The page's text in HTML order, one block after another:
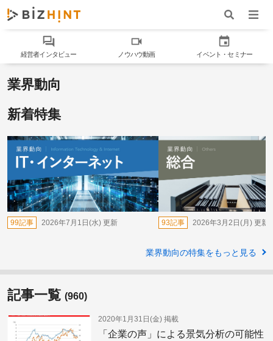
ワード検索
ナビ
経営者インタビュー ノウハウ動画 イベント・セミナー
業界動向
新着特集
99記事 2026年7月1日(水) 更新 93記事 2026年3月2日(月) 更新
業界動向の特集をもっと見る
記事一覧 (960)
「企業の声」による景気分析の可能性
2020年1月31日(金) 掲載